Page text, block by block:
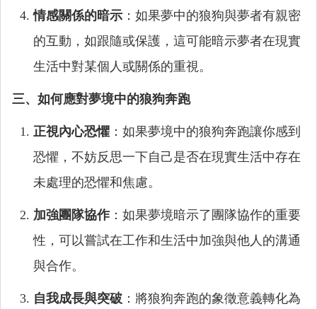
情感關係的暗示 ：如果夢中的狼狗與夢者有親密
的互動，如跟隨或保護，這可能暗示夢者在現實
生活中對某個人或關係的重視。
三、如何應對夢境中的狼狗奔跑
正視內心恐懼 ：如果夢境中的狼狗奔跑讓你感到
恐懼，不妨反思一下自己是否在現實生活中存在
未處理的恐懼和焦慮。
加強團隊協作：如果夢境暗示了團隊協作的重要
性，可以嘗試在工作和生活中加強與他人的溝通
與合作。
自我成長與突破 ：將狼狗奔跑的象徵意義轉化為